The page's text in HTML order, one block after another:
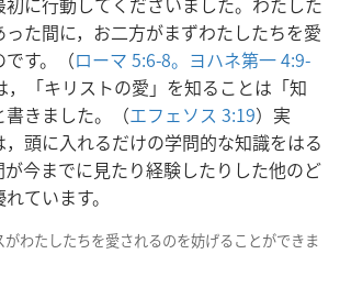
た間に，お二方がまずわたしたちを愛
す。（ローマ 5:6-8。 ヨハネ第一 4:9-
，「キリストの愛」を知ることは「知
きました。（エフェソス 3:19）実
頭に入れるだけの学問的な知識をはる
今までに見たり経験したりした他のど
ています。
わたしたちを愛されるのを妨げることができま